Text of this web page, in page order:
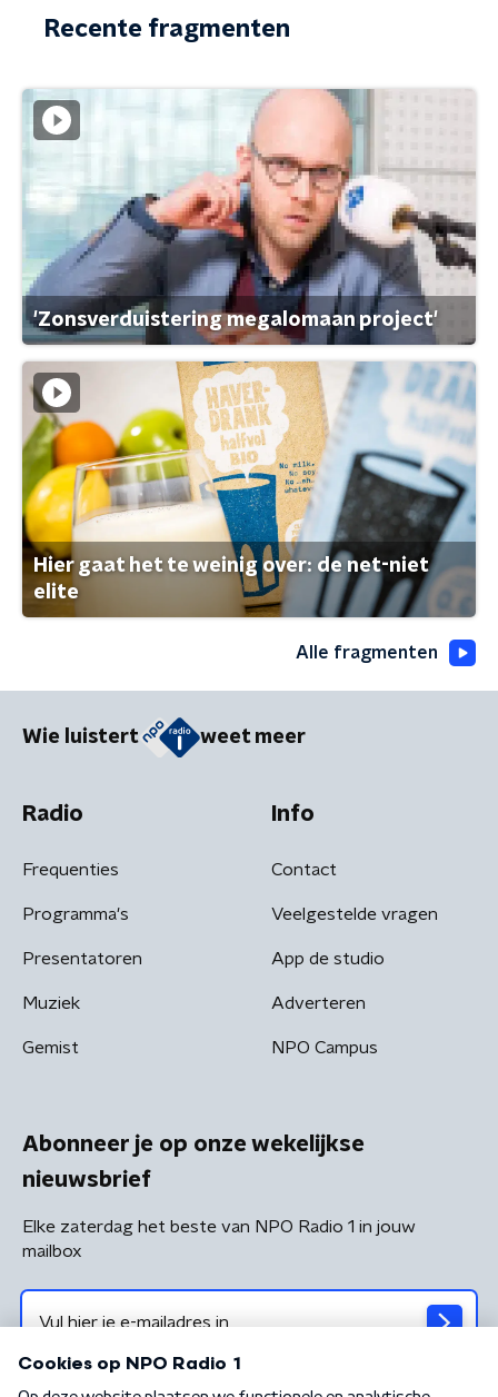
Recente fragmenten
'Zonsverduistering megalomaan project'
Hier gaat het te weinig over: de net-niet
elite
Alle fragmenten
Wie luistert weet meer
Radio
Frequenties
Programma's
Presentatoren
Muziek
Gemist
Info
Contact
Veelgestelde vragen
App de studio
Adverteren
NPO Campus
Abonneer je op onze wekelijkse
nieuwsbrief
Elke zaterdag het beste van NPO Radio 1 in jouw
mailbox